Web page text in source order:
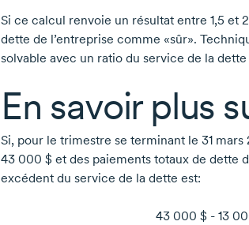
Si ce calcul renvoie un résultat entre 1,5 et
dette de l’entreprise comme «sûr».
solvable avec un ratio du service de la
En savoir plus
Si, pour le trimestre se terminant le 31
43 000 $ et des paiements totaux de dette
excédent du service de la dette est:
43 000 $ - 13